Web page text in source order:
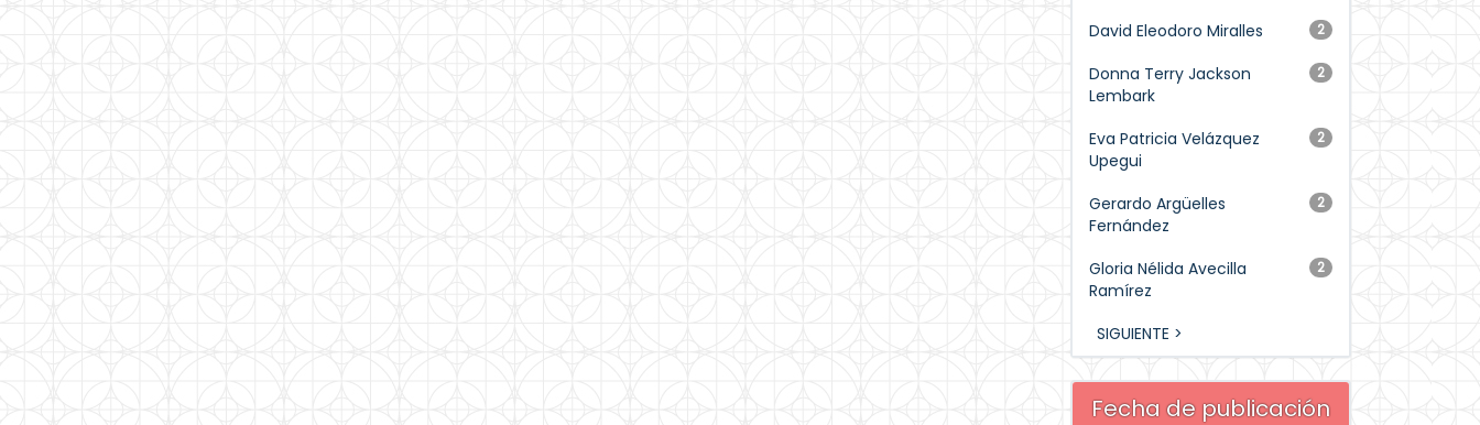
2
David Eleodoro Miralles
2
Donna Terry Jackson
Lembark
2
Eva Patricia Velázquez
Upegui
2
Gerardo Argüelles
Fernández
2
Gloria Nélida Avecilla
Ramírez
SIGUIENTE >
Fecha de publicación